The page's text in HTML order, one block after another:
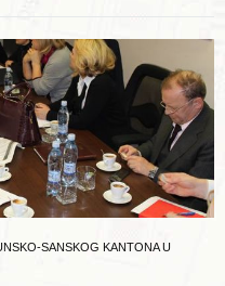
SANSKOG KANTONA U